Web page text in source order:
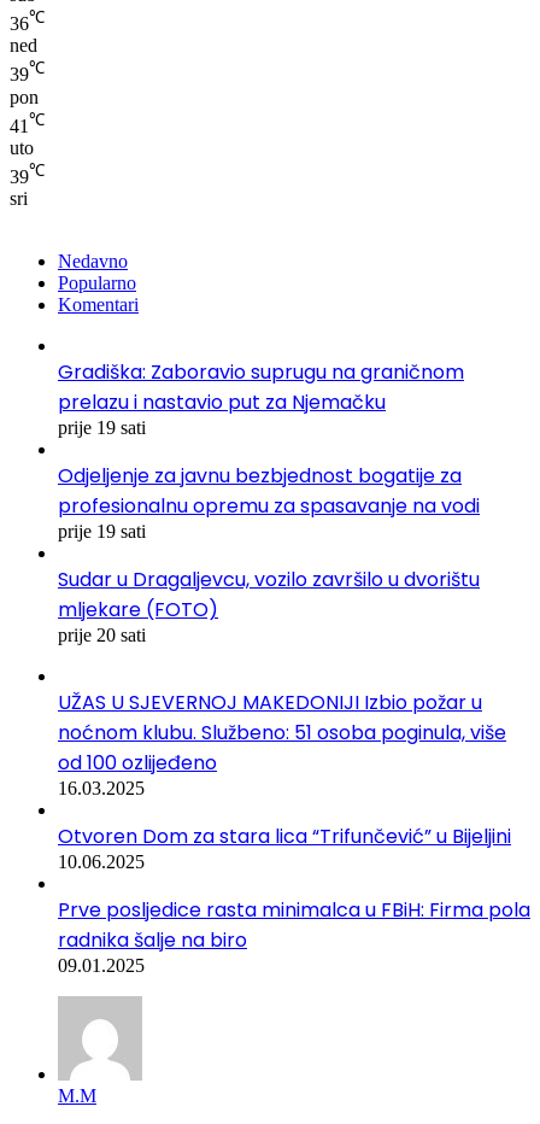
36℃
ned
39℃
pon
41 ℃
uto
39℃
sri
Nedavno
Popularno
Komentari
Gradiška: Zaboravio suprugu na graničnom
prelazu i nastavio put za Njemačku
prije 19 sati
Odjeljenje za javnu bezbjednost bogatije za
profesionalnu opremu za spasavanje na vodi
prije 19 sati
Sudar u Dragaljevcu, vozilo završilo u dvorištu
mljekare (FOTO)
prije 20 sati
UŽAS U SJEVERNOJ MAKEDONIJI Izbio požar u
noćnom klubu. Službeno: 51 osoba poginula, više
od 100 ozlijeđeno
16.03.2025
Otvoren Dom za stara lica “Trifunčević” u Bijeljini
10.06.2025
Prve posljedice rasta minimalca u FBiH: Firma pola
radnika šalje na biro
09.01.2025
М.М